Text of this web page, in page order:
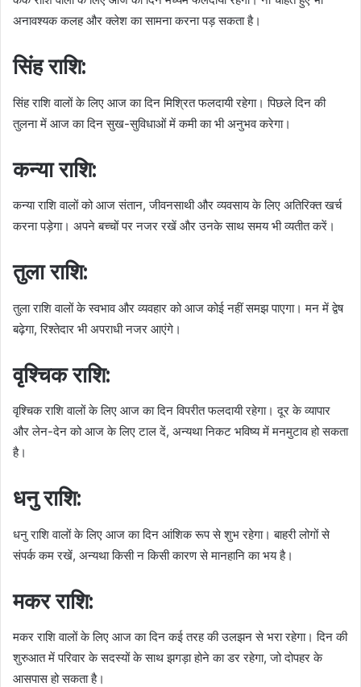
अनावश्यक कलह और क्लेश का सामना करना पड़ सकता है।
सिंह राशि:
सिंह राशि वालों के लिए आज का दिन मिश्रित फलदायी रहेगा। पिछले दिन की
तुलना में आज का दिन सुख-सुविधाओं में कमी का भी अनुभव करेगा।
कन्या राशि:
कन्या राशि वालों को आज संतान, जीवनसाथी और व्यवसाय के लिए अतिरिक्त खर्च
करना पड़ेगा। अपने बच्चों पर नजर रखें और उनके साथ समय भी व्यतीत करें।
तुला राशि:
तुला राशि वालों के स्वभाव और व्यवहार को आज कोई नहीं समझ पाएगा। मन में द्वेष
बढ़ेगा, रिश्तेदार भी अपराधी नजर आएंगे।
वृश्चिक राशि:
वृश्चिक राशि वालों के लिए आज का दिन विपरीत फलदायी रहेगा। दूर के व्यापार
और लेन-देन को आज के लिए टाल दें, अन्यथा निकट भविष्य में मनमुटाव हो सकता
है।
धनु राशि:
धनु राशि वालों के लिए आज का दिन आंशिक रूप से शुभ रहेगा। बाहरी लोगों से
संपर्क कम रखें, अन्यथा किसी न किसी कारण से मानहानि का भय है।
मकर राशि:
मकर राशि वालों के लिए आज का दिन कई तरह की उलझन से भरा रहेगा। दिन की
शुरुआत में परिवार के सदस्यों के साथ झगड़ा होने का डर रहेगा, जो दोपहर के
आसपास हो सकता है।